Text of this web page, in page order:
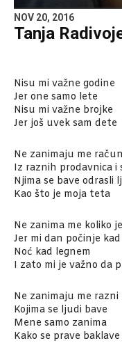
NOV 20, 2016
Tanja
Nisu mi važne godine
Jer one samo lete
Nisu mi važne brojke
Jer još uvek sam dete
Ne zanimaju me
Iz raznih prodavnica i
Njima se bave odrasli
Kao što je moja teta
Ne zanima me koliko
Jer mi dan počinje
Noć kad legnem
I zato mi je važno da
Ne zanimaju me razni
Kojima se ljudi bave
Mene samo zanima
Kako se prave baklave